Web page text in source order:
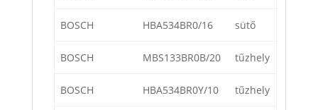
BOSCH HBA534BR0/16 sütő
BOSCH MBS133BR0B/20 tűzhely
BOSCH HBA534BR0Y/10 tűzhely